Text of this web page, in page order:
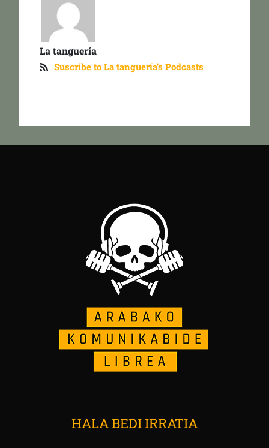
La tanguería
Suscribe to La tanguería's Podcasts
HALA BEDI IRRATIA